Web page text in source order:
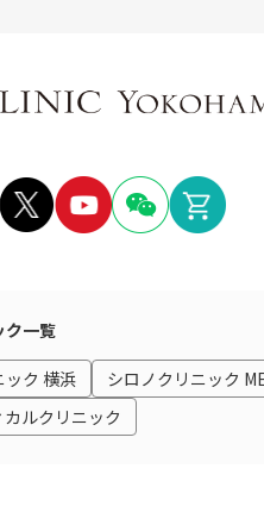
ク一覧
ック 横浜
シロノクリニック
ルクリニック